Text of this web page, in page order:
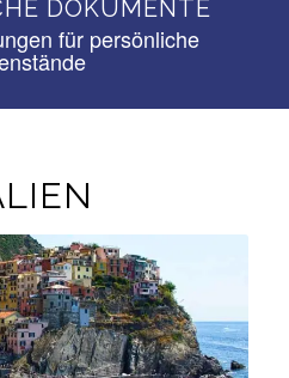
DOKUMENTE
für persönliche